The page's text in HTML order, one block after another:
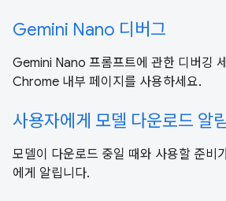
Gemini Nano 디버그
Gemini Nano 프롬프트에 관한 디버깅
Chrome 내부 페이지를 사용하세요.
사용자에게 모델 다운로드 알
모델이 다운로드 중일 때와 사용할 준비
에게 알립니다.